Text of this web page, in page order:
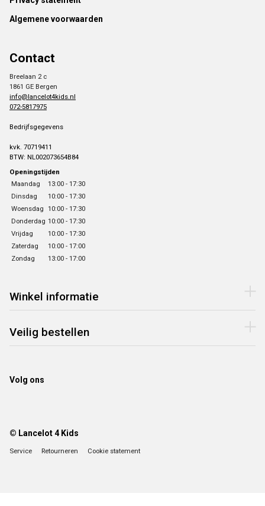
Algemene voorwaarden
Contact
Breelaan 2 c
1861 GE Bergen
info@lancelot4kids.nl
072-5817975
Bedrijfsgegevens
kvk. 70719411
BTW: NL002073654B84
Openingstijden
Maandag
13:00 - 17:30
Dinsdag
10:00 - 17:30
Woensdag 10:00 - 17:30
Donderdag 10:00 - 17:30
Vrijdag
10:00 - 17:30
Zaterdag
10:00 - 17:00
Zondag
13:00 - 17:00
Winkel informatie
Veilig bestellen
Volg ons
© Lancelot 4 Kids
Service Retourneren Cookie statement